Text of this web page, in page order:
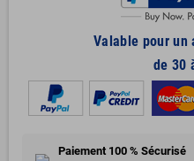
Valable pour un
de 30
Paiement 100 % Sécurisé